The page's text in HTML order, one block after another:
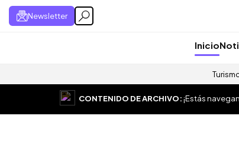
Newsletter
Inicio
CONTENIDO DE ARCHIVO:¡Estás